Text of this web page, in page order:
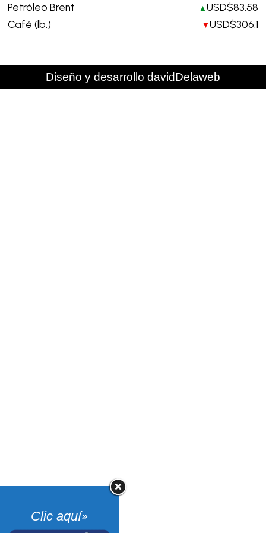
Petróleo Brent
▲ USD$83.58
Café (lb.)
▼ USD$306.1
Diseño y desarrollo davidDelaweb
Clic aquí»